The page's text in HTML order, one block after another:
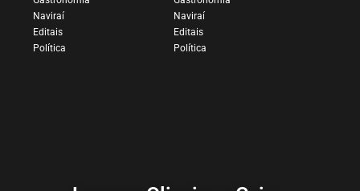
Naviraí
Editais
Política
Naviraí
Editais
Política